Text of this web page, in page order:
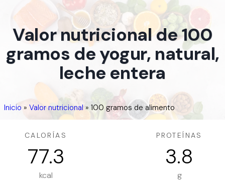
Valor nutricional de 100
gramos de yogur, natural,
leche entera
Inicio » Valor nutricional» 100 gramos de alimento
CALORÍAS
77.3
kcal
PROTEÍNAS
3.8
g